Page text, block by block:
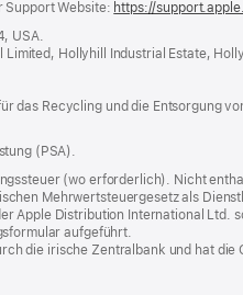
Support Website: https://
USA.
Hollyhill Industrial Estate,
das Recycling und die Entsorgung
(PSA).
(wo erforderlich). Nicht
Mehrwertsteuergesetz als
Apple Distribution International
aufgeführt.
die irische Zentralbank und hat